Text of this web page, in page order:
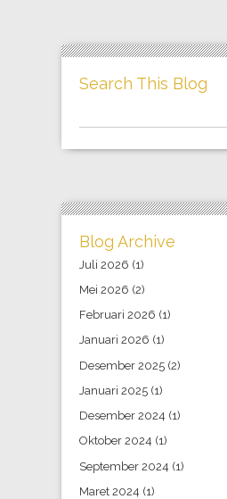
Search This Blog
Blog Archive
Juli 2026 (1)
Mei 2026 (2)
Februari 2026 (1)
Januari 2026 (1)
Desember 2025 (2)
Januari 2025 (1)
Desember 2024 (1)
Oktober 2024 (1)
September 2024 (1)
Maret 2024 (1)